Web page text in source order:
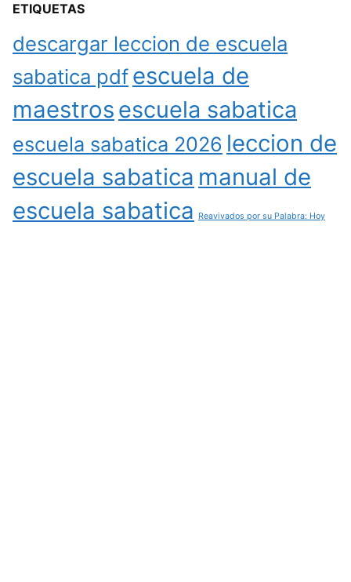
ETIQUETAS
descargar leccion de escuela
sabatica pdfescuela de
maestros escuela sabatica
escuela sabatica 2026 leccion de
escuela sabatica manual de
escuela sabatica
Reavivados por su Palabra: Hoy